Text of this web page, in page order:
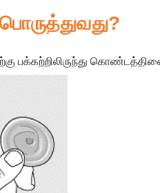
பக்கற்றிலிருந்து